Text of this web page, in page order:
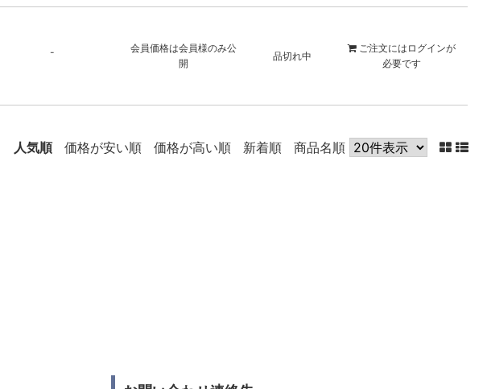
-
会員価格は会員様のみ公
開
品切れ中
ご注文には ログインが
必要です
人気順 価格が安い順 価格が高い順 新着順 商品名順